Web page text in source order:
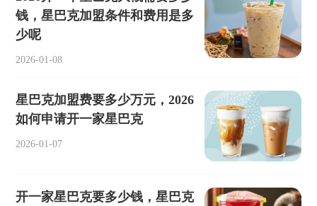
钱，星巴克加盟条件和费用是多
少呢
2026-01-08
星巴克加盟费要多少万元，2026
如何申请开一家星巴克
2026-01-07
开一家星巴克要多少钱，星巴克